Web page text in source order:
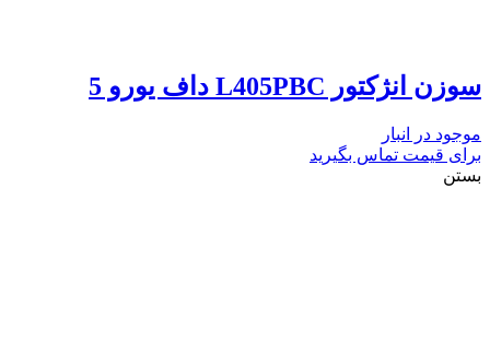
سوزن انژکتور L405PBC داف یورو 5
موجود در انبار
برای قیمت تماس بگیرید
بستن